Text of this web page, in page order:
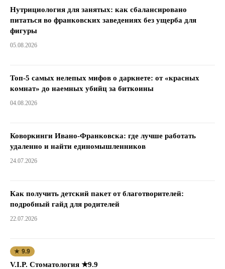
Нутрициология для занятых: как сбалансировано
питаться во франковских заведениях без ущерба для
фигуры
05.08.2026
Топ-5 самых нелепых мифов о даркнете: от «красных
комнат» до наемных убийц за биткоины
04.08.2026
Коворкинги Ивано-Франковска: где лучше работать
удаленно и найти единомышленников
24.07.2026
Как получить детский пакет от благотворителей:
подробный гайд для родителей
22.07.2026
★ 9.9
V.I.P. Стоматология ★9.9